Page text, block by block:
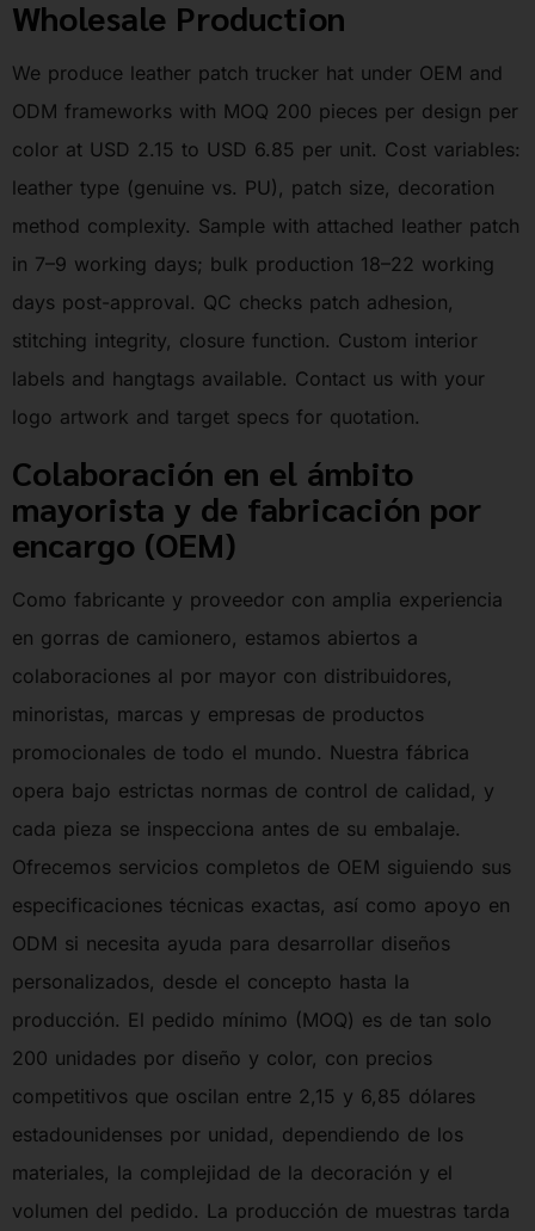
Wholesale Production
We produce leather patch trucker hat under OEM and
ODM frameworks with MOQ 200 pieces per design per
color at USD 2.15 to USD 6.85 per unit. Cost variables:
leather type (genuine vs. PU), patch size, decoration
method complexity. Sample with attached leather patch
in 7–9 working days; bulk production 18–22 working
days post-approval. QC checks patch adhesion,
stitching integrity, closure function. Custom interior
labels and hangtags available. Contact us with your
logo artwork and target specs for quotation.
Colaboración en el ámbito
mayorista y de fabricación por
encargo (OEM)
Como fabricante y proveedor con amplia experiencia
en gorras de camionero, estamos abiertos a
colaboraciones al por mayor con distribuidores,
minoristas, marcas y empresas de productos
promocionales de todo el mundo. Nuestra fábrica
opera bajo estrictas normas de control de calidad, y
cada pieza se inspecciona antes de su embalaje.
Ofrecemos servicios completos de OEM siguiendo sus
especificaciones técnicas exactas, así como apoyo en
ODM si necesita ayuda para desarrollar diseños
personalizados, desde el concepto hasta la
producción. El pedido mínimo (MOQ) es de tan solo
200 unidades por diseño y color, con precios
competitivos que oscilan entre 2,15 y 6,85 dólares
estadounidenses por unidad, dependiendo de los
materiales, la complejidad de la decoración y el
volumen del pedido. La producción de muestras tarda